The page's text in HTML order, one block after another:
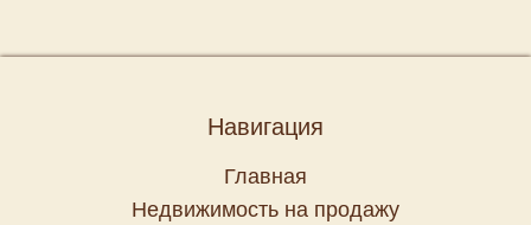
Навигация
Главная
Недвижимость на продажу